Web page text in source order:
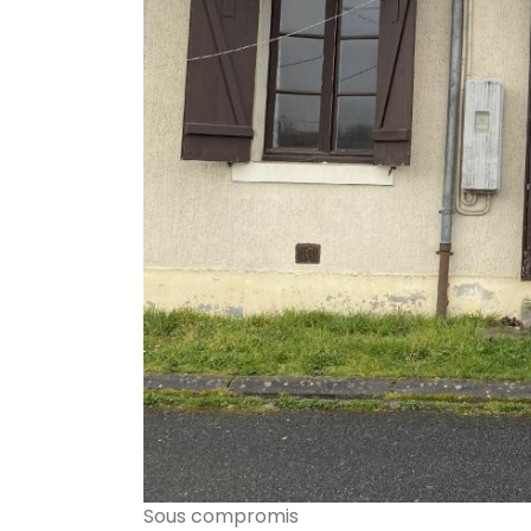
Sous compromis